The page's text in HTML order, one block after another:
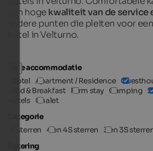
een hoge kwaliteit van de service
andere punten die pleiten voor
hotel in Velturno.
Type accommodatie
Hotel Apartment / Residence
Bed & Breakfast Farm stay Camping
Hotels Chalet
Categorie
5 sterren 4 en 4S sterren 3 en 3S
Catering